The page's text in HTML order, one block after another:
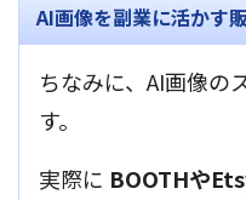
AI画像を副業に活かす
ちなみに、AI画像の
す。
実際に BOOTHや